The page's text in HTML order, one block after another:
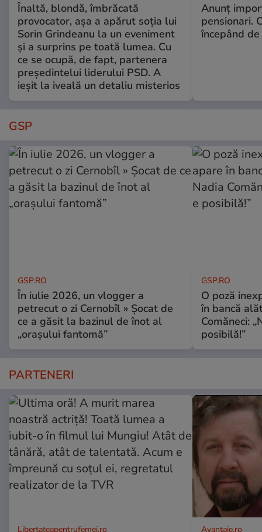
Înaltă, blondă, îmbrăcată
provocator, așa a apărut soția lui
Sorin Grindeanu la un eveniment
și a surprins pe toată lumea. Cu
ce se ocupă, de fapt, partenera
președintelui liderului PSD. A
ieșit la iveală un detaliu misterios
Anunț
pensionari.
începând
GSP
GSP.RO
În iulie 2026, un vlogger a
petrecut o zi Cernobîl » Șocat de
ce a găsit la bazinul de înot al
„orașului fantomă”
GSP.RO
O poză
în bancă
Comăneci:
posibilă!”
PARTENERI
Libertateapentrufemei.ro Avantaje.ro